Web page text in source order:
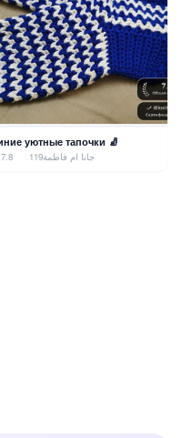
уютные тапочки 🧦
119جانا ام فاطمة